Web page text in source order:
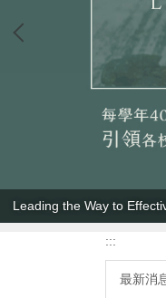
Leading the Way to
:::
最新消